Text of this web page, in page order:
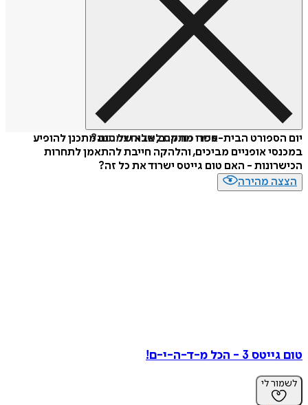
איזה פורמט לשלוח כמתנה?
יום הספורט הבית-ספרי מתקרב, אבא של טום מתכנן להופיע
במכנסי אופניים מביכים, והלהקה חייבת להתאמן לתחרות
הכישרונות - האם טום גייטס ישרוד את כל זה?
הצצה מהירה
טום גייטס 3 - הכל מ-ד-ה-י-ם!
לשמור לי